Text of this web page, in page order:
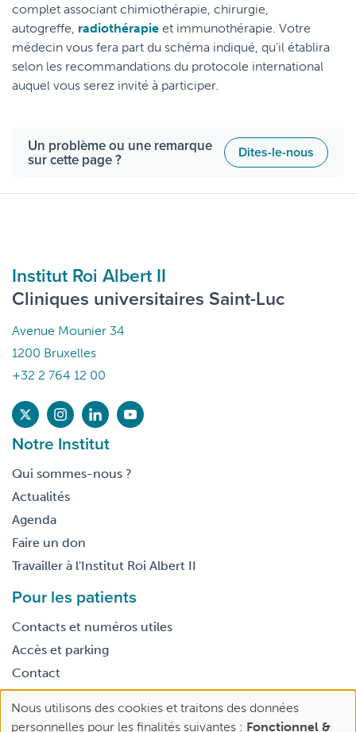
complet associant chimiothérapie, chirurgie,
autogreffe, radiothérapie et immunothérapie. Votre
médecin vous fera part du schéma indiqué, qu’il établira
selon les recommandations du protocole international
auquel vous serez invité à participer.
Un problème ou une remarque
sur cette page ? Dites-le-nous
Institut Roi Albert II
Cliniques universitaires Saint-Luc
Avenue Mounier 34
1200 Bruxelles
+32 2 764 12 00
Notre Institut
Qui sommes-nous ?
Actualités
Agenda
Faire un don
Travailler à l'Institut Roi Albert II
Pour les patients
Contacts et numéros utiles
Accès et parking
Contact
Footer
Conditions générales d’utilisation
Use
Nous utilisons des cookies et traitons des données
personnelles pour les finalités suivantes : Fonctionnel &